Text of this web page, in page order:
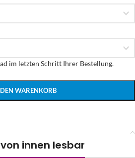
im letzten Schritt Ihrer Bestellung.
WARENKORB
innen lesbar